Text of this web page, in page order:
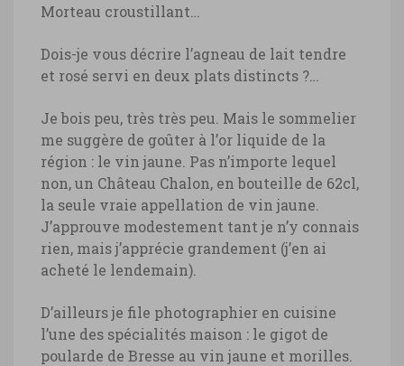
Morteau croustillant…
Dois-je vous décrire l’agneau de lait tendre
et rosé servi en deux plats distincts ?…
Je bois peu, très très peu. Mais le sommelier
me suggère de goûter à l’or liquide de la
région : le vin jaune. Pas n’importe lequel
non, un Château Chalon, en bouteille de 62cl,
la seule vraie appellation de vin jaune.
J’approuve modestement tant je n’y connais
rien, mais j’apprécie grandement (j’en ai
acheté le lendemain).
D’ailleurs je file photographier en cuisine
l’une des spécialités maison : le gigot de
poularde de Bresse au vin jaune et morilles.